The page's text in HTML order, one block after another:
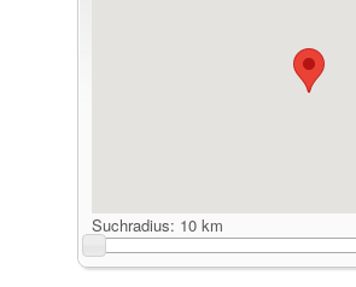
Suchradius: 10 km